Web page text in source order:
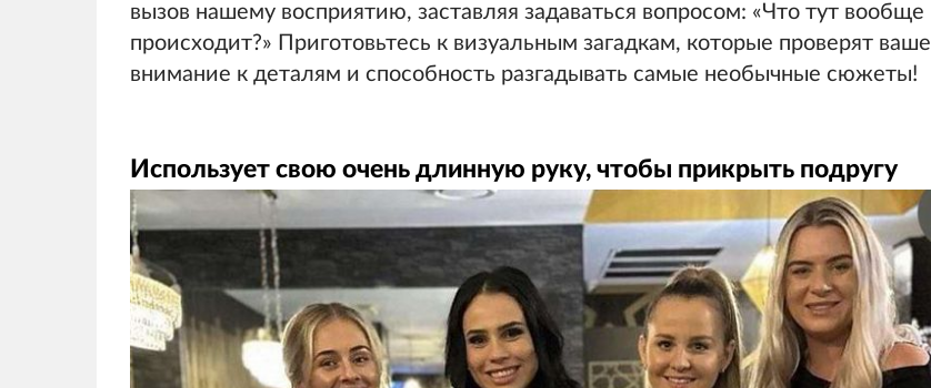
вызов нашему восприятию, заставляя задаваться вопросом: «Что тут вообще
происходит?» Приготовьтесь к визуальным загадкам, которые проверят ваше
внимание к деталям и способность разгадывать самые необычные сюжеты!
Использует свою очень длинную руку, чтобы прикрыть подругу